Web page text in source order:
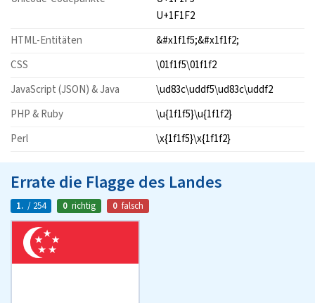
U+1F1F2
HTML-Entitäten
&#x1f1f5;&#x1f1f2;
CSS
\01f1f5\01f1f2
JavaScript (JSON) & Java
\ud83c\uddf5\ud83c\uddf2
PHP & Ruby
\u{1f1f5}\u{1f1f2}
Perl
\x{1f1f5}\x{1f1f2}
Errate die Flagge des Landes
1. / 254 0 richtig 0 falsch